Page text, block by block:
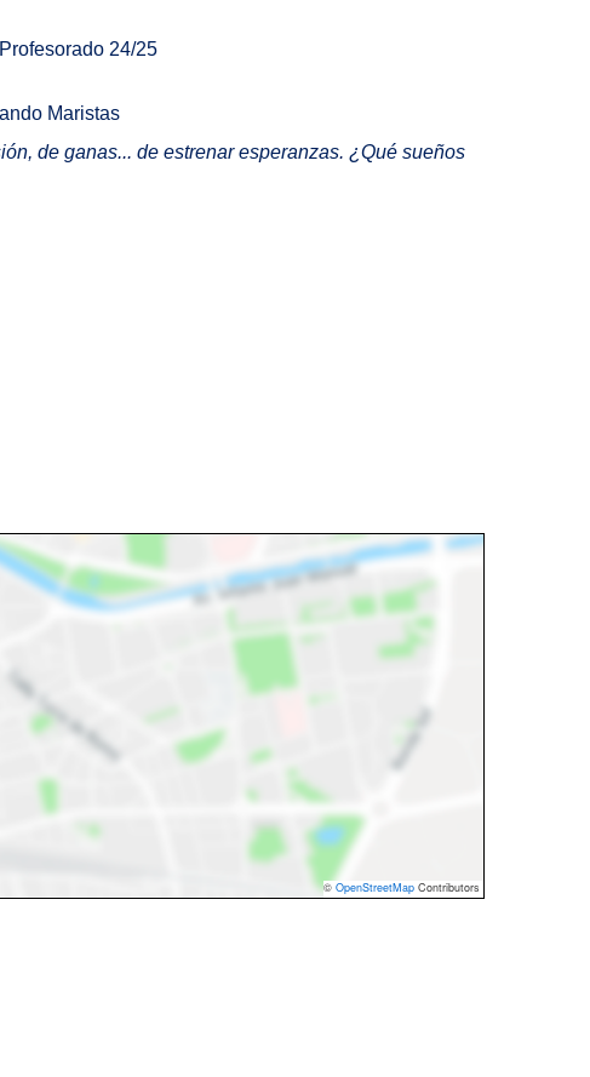
24/25
Maristas
de ganas... de estrenar esperanzas. ¿Qué sueños
© OpenStreetMap Contributors